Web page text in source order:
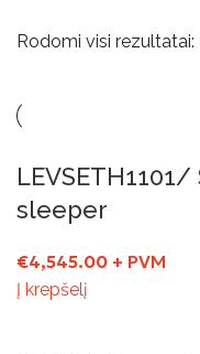
Rodomi visi rezultatai:
LEVSETH1101/
sleeper
€4,545.00 + PVM
Į krepšelį